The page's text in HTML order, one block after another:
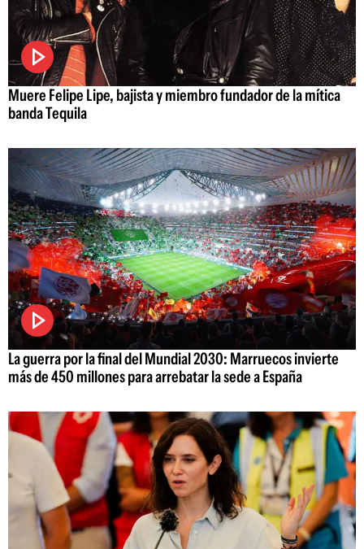
Muere Felipe Lipe, bajista y miembro fundador de la mítica
banda Tequila
La guerra por la final del Mundial 2030: Marruecos invierte
más de 450 millones para arrebatar la sede a España